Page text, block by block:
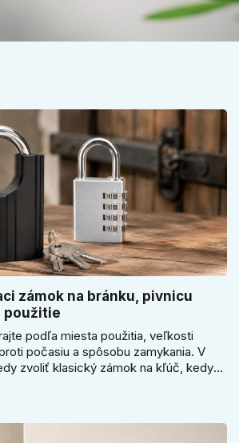
zámok na bránku, pivnicu
použitie
podľa miesta použitia, veľkosti
počasiu a spôsobu zamykania. V
zvoliť klasický zámok na kľúč, kedy
alebo záhradnom domčeku neoplatí